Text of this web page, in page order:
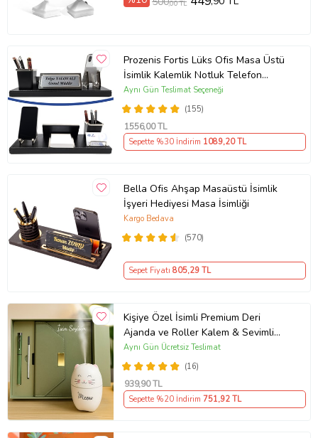
,00 TL
Prozenis Fortis Lüks Ofis Masa Üstü
İsimlik Kalemlik Notluk Telefon
Standı Seti Masa isimliği Ofis
Aksesuarı Yeni İş ofis Hediyesi
(155)
Aynı Gün Teslimat Seçeneği
1556,00 TL
Sepette %30 İndirim 1089,20 TL
Bella Ofis Ahşap Masaüstü İsimlik
İşyeri Hediyesi Masa İsimliği
(570)
Kargo Bedava
Sepet Fiyatı 805,29 TL
Kişiye Özel İsimli Premium Deri
Ajanda ve Roller Kalem & Sevimli
Kedi H2o Nemlendirici Seti
(16)
Aynı Gün Ücretsiz Teslimat
939,90 TL
Sepette %20 İndirim 751,92 TL